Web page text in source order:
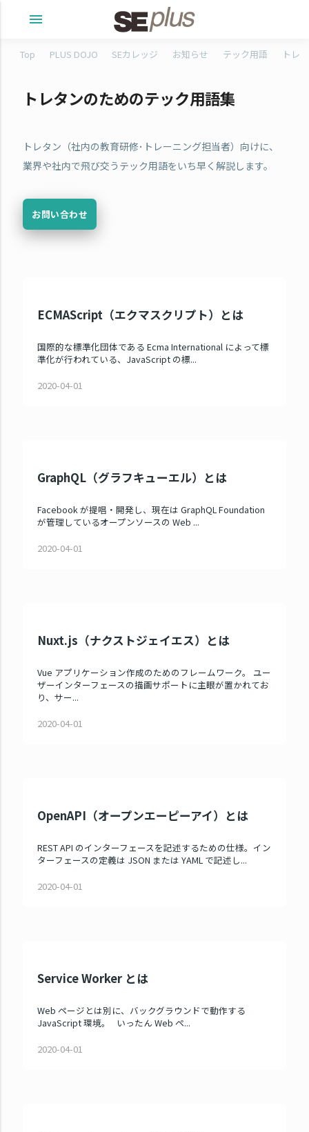
menu
Top PLUS DOJO SEカレッジ お知らせ テック用語 トレ
トレタンのためのテック用語集
トレタン（社内の教育研修･トレーニング担当者）向けに、
業界や社内で飛び交うテック用語をいち早く解説します。
お問い合わせ
ECMAScript（エクマスクリプト）とは
国際的な標準化団体である Ecma International によって標
準化が行われている、JavaScript の標...
2020-04-01
GraphQL（グラフキューエル）とは
Facebook が提唱・開発し、現在は GraphQL Foundation
が管理しているオープンソースの Web ...
2020-04-01
Nuxt.js（ナクストジェイエス）とは
Vue アプリケーション作成のためのフレームワーク。 ユー
ザーインターフェースの描画サポートに主眼が置かれてお
り、サー...
2020-04-01
OpenAPI（オープンエーピーアイ）とは
REST API のインターフェースを記述するための仕様。イン
ターフェースの定義は JSON または YAML で記述し...
2020-04-01
Service Worker とは
Web ページとは別に、バックグラウンドで動作する
JavaScript 環境。 いったん Web ペ...
2020-04-01